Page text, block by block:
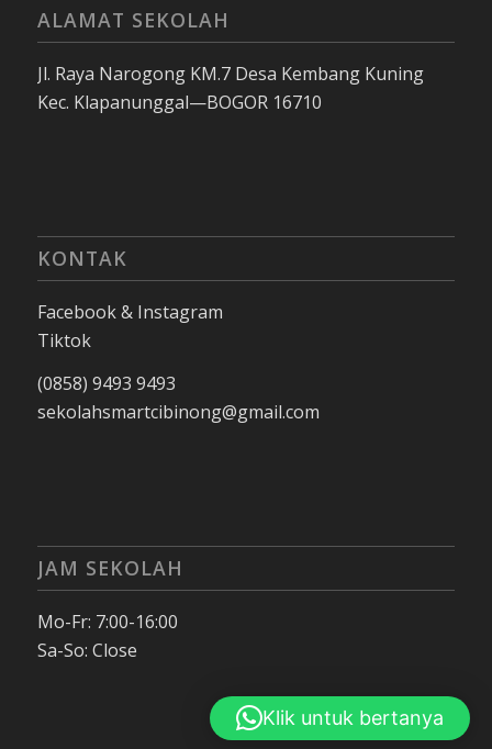
ALAMAT SEKOLAH
Jl. Raya Narogong KM.7 Desa Kembang Kuning
Kec. Klapanunggal—BOGOR 16710
KONTAK
Facebook & Instagram
Tiktok
(0858) 9493 9493
sekolahsmartcibinong@gmail.com
JAM SEKOLAH
Mo-Fr: 7:00-16:00
Sa-So: Close
Klik untuk bertanya